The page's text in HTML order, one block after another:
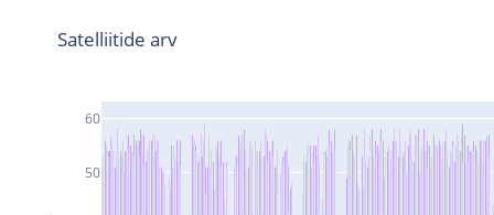
50
60
Satelliitide arv